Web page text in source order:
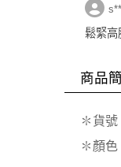
s**
鬆緊高
商品
✽貨號
✽顏色